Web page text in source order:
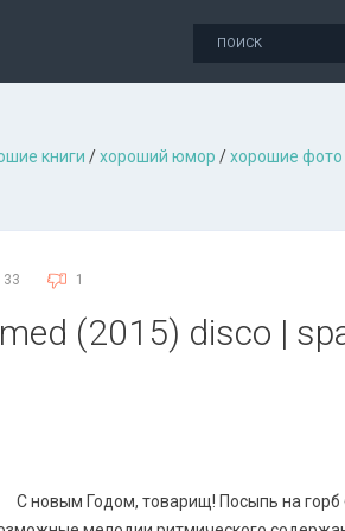
книги /хороший юмор /хорошие фото
33 1
(2015) disco |
С новым Годом, товарищ! Посыпь на горб